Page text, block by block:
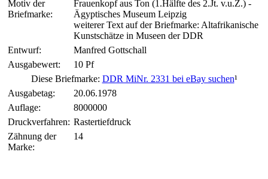
Motiv der
Briefmarke:
Frauenkopf aus Ton (1.Hälfte des 2.Jt. v.u.Z.) -
Ägyptisches Museum Leipzig
weiterer Text auf der Briefmarke: Altafrikanische
Kunstschätze in Museen der DDR
Entwurf:
Manfred Gottschall
Ausgabewert:
10 Pf
Diese Briefmarke: DDR MiNr. 2331 bei eBay suchen¹
Ausgabetag:
20.06.1978
Auflage:
8000000
Druckverfahren: Rastertiefdruck
Zähnung der
Marke:
14